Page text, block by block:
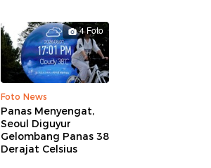
4 Foto
Foto News
Panas Menyengat,
Seoul Diguyur
Gelombang Panas 38
Derajat Celsius